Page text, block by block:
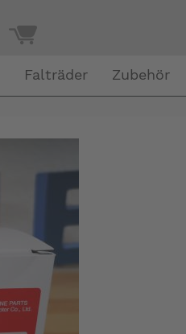
Falträder Zubehör